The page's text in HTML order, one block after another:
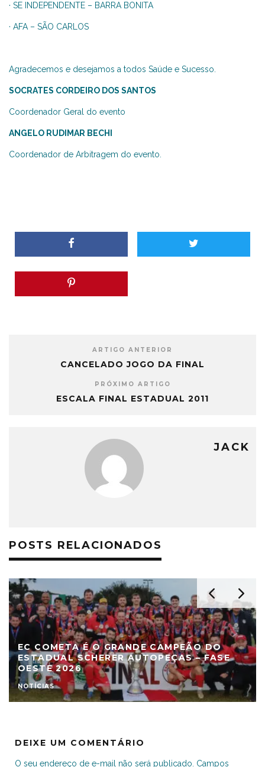
· SE INDEPENDENTE – BARRA BONITA
· AFA – SÃO CARLOS
Agradecemos e desejamos a todos Saúde e Sucesso.
SOCRATES CORDEIRO DOS SANTOS
Coordenador Geral do evento
ANGELO RUDIMAR BECHI
Coordenador de Arbitragem do evento.
ARTIGO ANTERIOR
CANCELADO JOGO DA FINAL
PRÓXIMO ARTIGO
ESCALA FINAL ESTADUAL 2011
JACK
POSTS RELACIONADOS
EC COMETA É O GRANDE CAMPEÃO DO
ESTADUAL SCHERER AUTOPEÇAS – FASE
OESTE 2026
NOTÍCIAS
DEIXE UM COMENTÁRIO
O seu endereço de e-mail não será publicado. Campos